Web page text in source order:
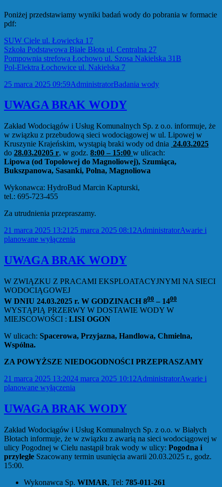
Poniżej przedstawiamy wyniki badań wody do pobrania w formacie
pdf:
SUW Ciele ul. Łowiecka 17
Szkoła Podstawowa Białe Błota ul. Centralna 27
Pompownia strefowa Łochowo ul. Szosa Nakielska 31B
Pol-Elektra Łochowice ul. Nakielska 7
Data
25 marca 2025 09:59Autor
AdministratorKategorie
Badania wody
UWAGA BRAK WODY
Zakład Wodociągów i Usług Komunalnych Sp. z o.o. informuje, że
w związku z przebudową sieci wodociągowej w ul. Lipowej w
Kruszynie Krajeńskim, wystąpią braki wody od dnia 24.03.2025
do 28.03.20205 r, w godz. 8:00 – 15:00 w ulicach:
Lipowa (od Topolowej do Magnoliowej), Szumiąca,
Bukszpanowa, Sasanki, Polna, Magnoliowa
Wykonawca: HydroBud Marcin Kapturski,
tel.: 695-723-455
Za utrudnienia przepraszamy.
Data
publikacji
21 marca 2025 13:21 25 marca 2025 08:12Autor
AdministratorKategorie
Awarie i
planowane wyłączenia
UWAGA BRAK WODY
W ZWIĄZKU Z PRACAMI EKSPLOATACYJNYMI NA SIECI
WODOCIĄGOWEJ
W DNIU 24.03.2025 r. W GODZINACH 800 – 1400
WYSTĄPIĄ PRZERWY W DOSTAWIE WODY W
MIEJSCOWOŚCI : LISI OGON
W ulicach: Spacerowa, Przyjazna, Handlowa, Chmielna,
Wspólna.
ZA POWYŻSZE NIEDOGODNOŚCI PRZEPRASZAMY
Data
publikacji
21 marca 2025 13:2024 marca 2025 10:12Autor
AdministratorKategorie
Awarie i
planowane wyłączenia
UWAGA BRAK WODY
Zakład Wodociągów i Usług Komunalnych Sp. z o.o. w Białych
Błotach informuje, że w związku z awarią na sieci wodociągowej w
ulicy Pogodnej w Cielu nastąpił brak wody w ulicy: Pogodna i
przyległe Szacowany termin usunięcia awarii 20.03.2025 r., godz.
15:00.
Wykonawca Sp. WIMAR, Tel: 785-011-261